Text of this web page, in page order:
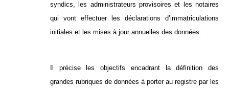
syndics, les administrateurs provisoires et les notaires
qui vont effectuer les déclarations d’immatriculations
initiales et les mises à jour annuelles des données.
Il précise les objectifs encadrant la définition des
grandes rubriques de données à porter au registre par les